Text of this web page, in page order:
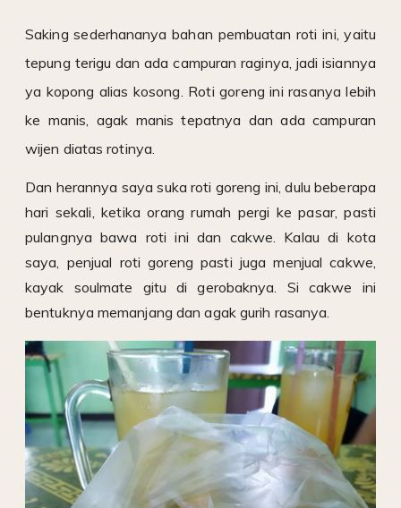
Saking sederhananya bahan pembuatan roti ini, yaitu
tepung terigu dan ada campuran raginya, jadi isiannya
ya kopong alias kosong. Roti goreng ini rasanya lebih
ke manis, agak manis tepatnya dan ada campuran
wijen diatas rotinya.
Dan herannya saya suka roti goreng ini, dulu beberapa
hari sekali, ketika orang rumah pergi ke pasar, pasti
pulangnya bawa roti ini dan cakwe. Kalau di kota
saya, penjual roti goreng pasti juga menjual cakwe,
kayak soulmate gitu di gerobaknya. Si cakwe ini
bentuknya memanjang dan agak gurih rasanya.